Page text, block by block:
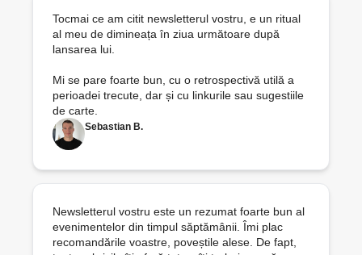
Tocmai ce am citit newsletterul vostru, e un ritual
al meu de dimineața în ziua următoare după
lansarea lui.
Mi se pare foarte bun, cu o retrospectivă utilă a
perioadei trecute, dar și cu linkurile sau sugestiile
de carte.
Sebastian B.
Newsletterul vostru este un rezumat foarte bun al
evenimentelor din timpul săptămânii. Îmi plac
recomandările voastre, poveștile alese. De fapt,